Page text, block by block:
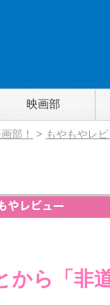
映画部
部！ > もやもやレ
から「非